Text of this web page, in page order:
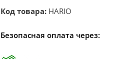
Код товара: HARIO
Безопасная оплата через: